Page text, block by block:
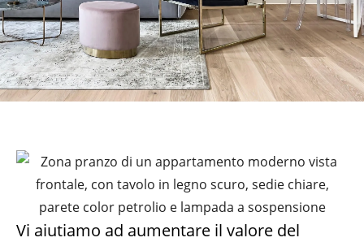
Vi aiutiamo ad aumentare il valore del